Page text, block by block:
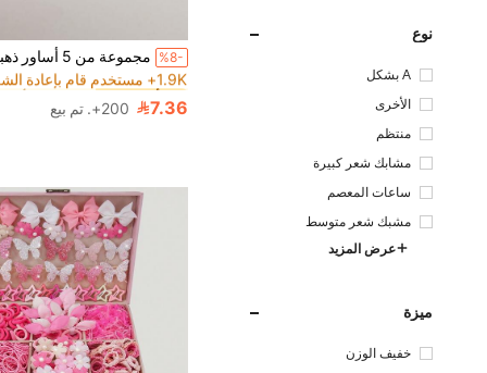
نوع
A بشكل
الأخرى
منتظم
مشابك شعر كبيرة
ساعات المعصم
مشبك شعر متوسط
عرض المزيد
ميزة
خفيف الوزن
%8-
1# الأفضل مبيعا في الصداقة
1.9K+ مستخدم قام بإعادة الشراء
1# الأفضل مبيعا في الصداقة
1.9K+ مستخدم قام بإعادة الشراء
1# الأفضل مبيعا في الصداقة
1.9K+ مستخدم قام بإعادة الشراء
1# الأفضل مبيعا في الصداقة 7.36 200+. تم بيع